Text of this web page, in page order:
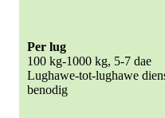
Per lug
100 kg-1000 kg, 5-7 dae
Lughawe-tot-lughawe
benodig